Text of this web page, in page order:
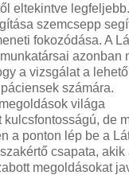
eltekintve
szemcsepp
fokozódása. A
azonban
a vizsgálat a
számára.
világa
de
a ponton lép be a
csapata, akik
megoldásokat